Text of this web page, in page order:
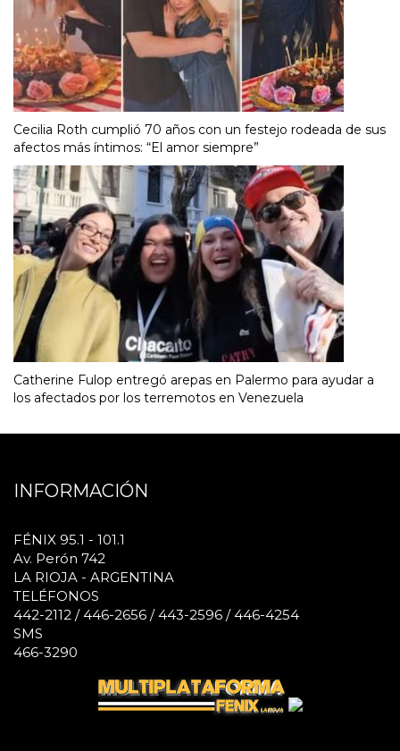
Cecilia Roth cumplió 70 años con un festejo rodeada de sus
afectos más íntimos: “El amor siempre”
Catherine Fulop entregó arepas en Palermo para ayudar a
los afectados por los terremotos en Venezuela
INFORMACIÓN
FÉNIX 95.1 - 101.1
Av. Perón 742
LA RIOJA - ARGENTINA
TELÉFONOS
442-2112 / 446-2656 / 443-2596 / 446-4254
SMS
466-3290